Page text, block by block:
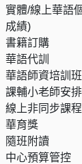
實體/線上華語
成績)
書籍訂購
華語代訓
華語師資培訓班
課輔小老師安排
線上非同步課程
華育獎
隨班附讀
中心預算管控